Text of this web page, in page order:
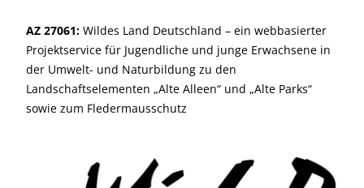
AZ 27061: Wildes Land Deutschland – ein webbasierter
Projektservice für Jugendliche und junge Erwachsene in
der Umwelt- und Naturbildung zu den
Landschaftselementen „Alte Alleen“ und „Alte Parks“
sowie zum Fledermausschutz